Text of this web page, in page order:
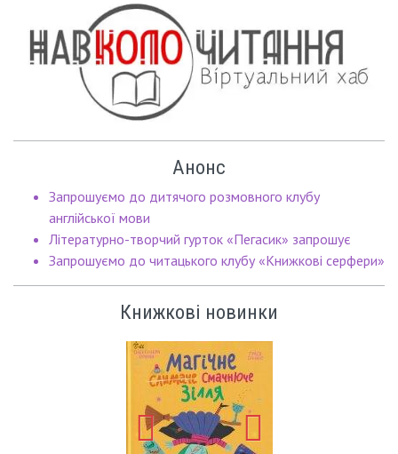
Анонс
Запрошуємо до дитячого розмовного клубу
англійської мови
Літературно-творчий гурток «Пегасик» запрошує
Запрошуємо до читацького клубу «Книжкові серфери»
Книжкові новинки